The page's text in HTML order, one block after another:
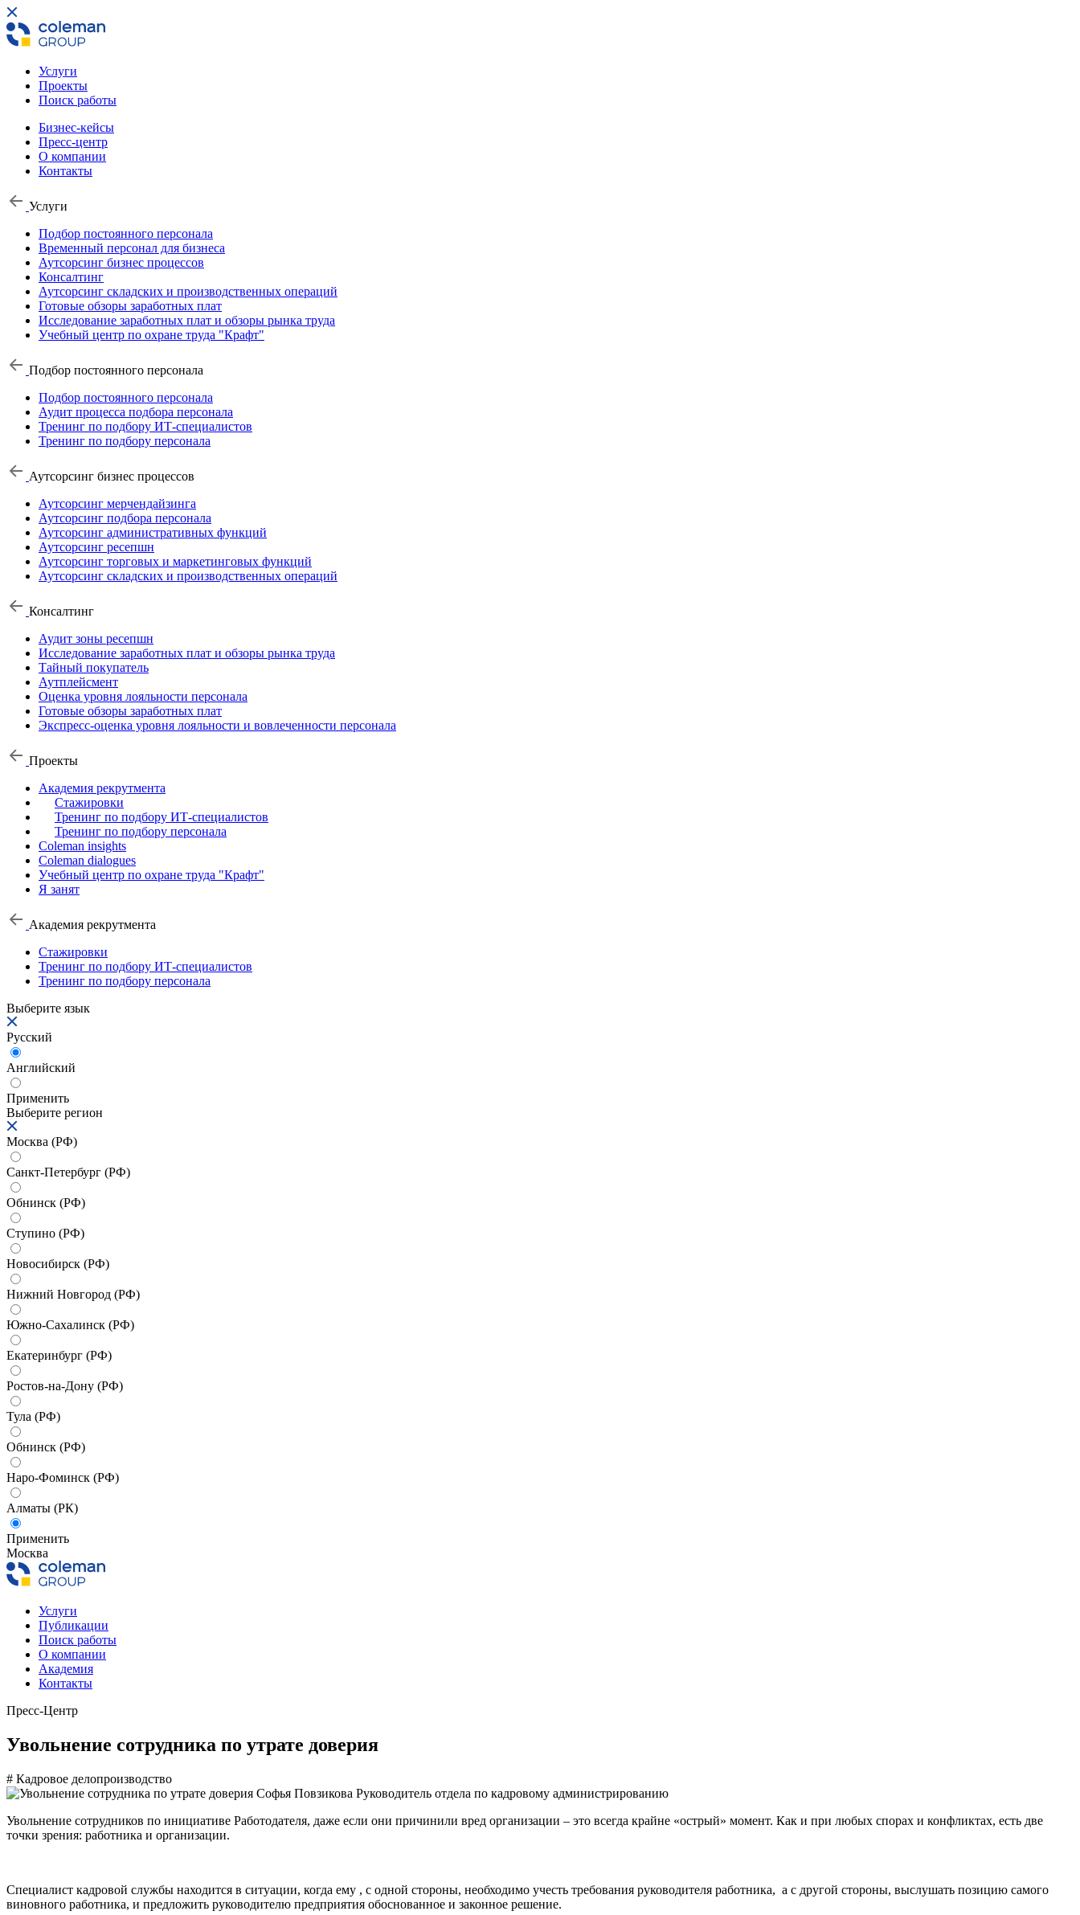
Услуги
Проекты
Поиск работы
Бизнес-кейсы
Пресс-центр
О компании
Контакты
Услуги
Подбор постоянного персонала
Временный персонал для бизнеса
Аутсорсинг бизнес процессов
Консалтинг
Аутсорсинг складских и производственных операций
Готовые обзоры заработных плат
Исследование заработных плат и обзоры рынка труда
Учебный центр по охране труда "Крафт"
Подбор постоянного персонала
Подбор постоянного персонала
Аудит процесса подбора персонала
Тренинг по подбору ИТ-специалистов
Тренинг по подбору персонала
Аутсорсинг бизнес процессов
Аутсорсинг мерчендайзинга
Аутсорсинг подбора персонала
Аутсорсинг административных функций
Аутсорсинг ресепшн
Аутсорсинг торговых и маркетинговых функций
Аутсорсинг складских и производственных операций
Консалтинг
Аудит зоны ресепшн
Исследование заработных плат и обзоры рынка труда
Тайный покупатель
Аутплейсмент
Оценка уровня лояльности персонала
Готовые обзоры заработных плат
Экспресс-оценка уровня лояльности и вовлеченности персонала
Проекты
Академия рекрутмента
Стажировки
Тренинг по подбору ИТ-специалистов
Тренинг по подбору персонала
Coleman insights
Coleman dialogues
Учебный центр по охране труда "Крафт"
Я занят
Академия рекрутмента
Стажировки
Тренинг по подбору ИТ-специалистов
Тренинг по подбору персонала
Выберите язык
Русский
Английский
Применить
Выберите регион
Москва (РФ)
Санкт-Петербург (РФ)
Обнинск (РФ)
Ступино (РФ)
Новосибирск (РФ)
Нижний Новгород (РФ)
Южно-Сахалинск (РФ)
Екатеринбург (РФ)
Ростов-на-Дону (РФ)
Тула (РФ)
Обнинск (РФ)
Наро-Фоминск (РФ)
Алматы (РК)
Применить
Москва
Услуги
Публикации
Поиск работы
О компании
Академия
Контакты
Пресс-Центр
Увольнение сотрудника по утрате доверия
# Кадровое делопроизводство
Софья Повзикова Руководитель отдела по кадровому администрированию
Увольнение сотрудников по инициативе Работодателя, даже если они причинили вред организации – это всегда крайне «острый» момент. Как и при любых спорах и конфликтах, есть две
точки зрения: работника и организации.
Специалист кадровой службы находится в ситуации, когда ему , с одной стороны, необходимо учесть требования руководителя работника, а с другой стороны, выслушать позицию самого
виновного работника, и предложить руководителю предприятия обоснованное и законное решение.